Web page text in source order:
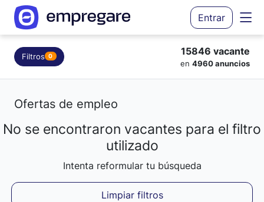
Entrar
Filtros 0 15846 vacante
en 4960 anuncios
Ofertas de empleo
Cargando resultados...
No se encontraron vacantes para el filtro
utilizado
Intenta reformular tu búsqueda
Limpiar filtros